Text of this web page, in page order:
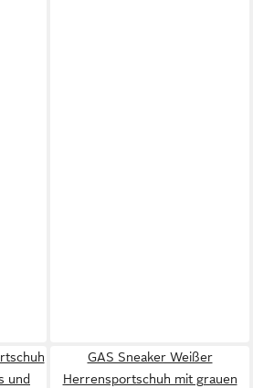
und
GAS Sneaker Weißer
Herrensportschuh mit grauen